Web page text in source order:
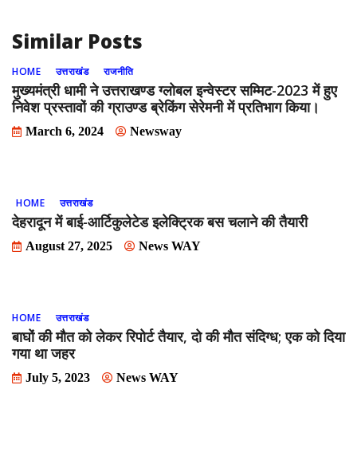
Similar Posts
HOME उत्तराखंड राजनीति
मुख्यमंत्री धामी ने उत्तराखण्ड ग्लोबल इन्वेस्टर सम्मिट-2023 में हुए
निवेश प्रस्तावों की ग्राउण्ड ब्रेकिंग सेरेमनी में प्रतिभाग किया।
March 6, 2024 Newsway
HOME उत्तराखंड
देहरादून में बाई-आर्टिकुलेटेड इलेक्ट्रिक बस चलाने की तैयारी
August 27, 2025 News WAY
HOME उत्तराखंड
बाघों की मौत को लेकर रिपोर्ट तैयार, दो की मौत संदिग्ध; एक को दिया
गया था जहर
July 5, 2023 News WAY